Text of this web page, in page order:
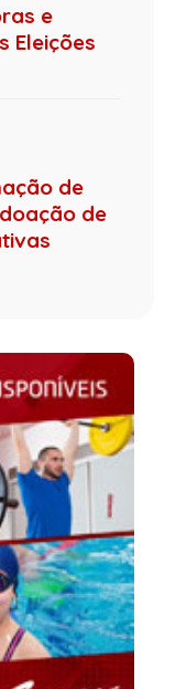
e
Eleições
de
de